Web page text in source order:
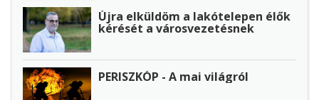
Újra elküldöm a lakótelepen élők
kérését a városvezetésnek
PERISZKÓP - A mai világról